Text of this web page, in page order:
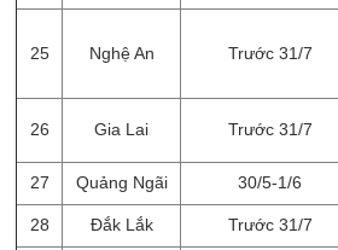
25 Nghệ An Trước 31/7
26 Gia Lai Trước 31/7
27 Quảng Ngãi 30/5-1/6
28 Đắk Lắk Trước 31/7